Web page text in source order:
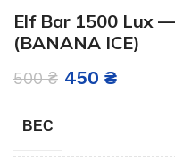
Elf Bar 1500 Lux
(BANANA ICE)
500₴ 450 ₴
ВЕС